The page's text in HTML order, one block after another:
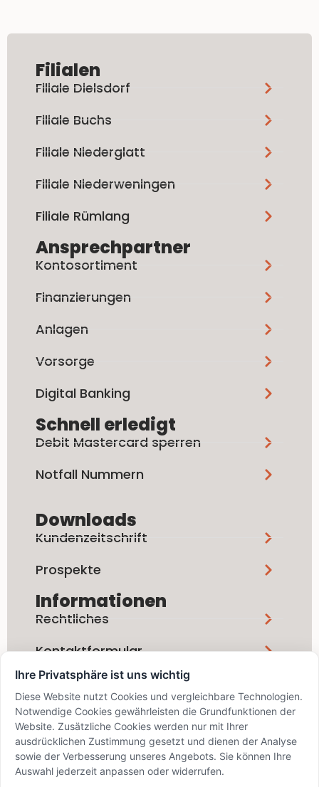
Filialen
Filiale Dielsdorf
Filiale Buchs
Filiale Niederglatt
Filiale Niederweningen
Filiale Rümlang
Ansprechpartner
Kontosortiment
Finanzierungen
Anlagen
Vorsorge
Digital Banking
Schnell erledigt
Debit Mastercard sperren
Notfall Nummern
Downloads
Kundenzeitschrift
Prospekte
Informationen
Rechtliches
Kontaktformular
Social Media
info@bskd.ch / IID 8389 / SWIFT
Ihre Privatsphäre ist uns wichtig
Diese Website nutzt Cookies und vergleichbare Technologien.
Notwendige Cookies gewährleisten die Grundfunktionen der
Website. Zusätzliche Cookies werden nur mit Ihrer
ausdrücklichen Zustimmung gesetzt und dienen der Analyse
sowie der Verbesserung unseres Angebots. Sie können Ihre
Auswahl jederzeit anpassen oder widerrufen.